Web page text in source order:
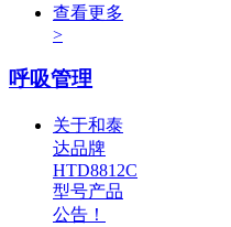
查看更多
>
呼吸管理
关于和泰
达品牌
HTD8812C
型号产品
公告！